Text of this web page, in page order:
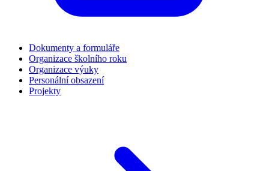
Dokumenty a formuláře
Organizace školního roku
Organizace výuky
Personální obsazení
Projekty